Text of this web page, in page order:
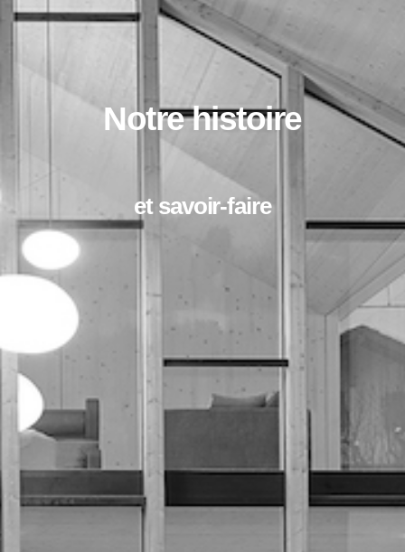
Notre histoire
et savoir-faire